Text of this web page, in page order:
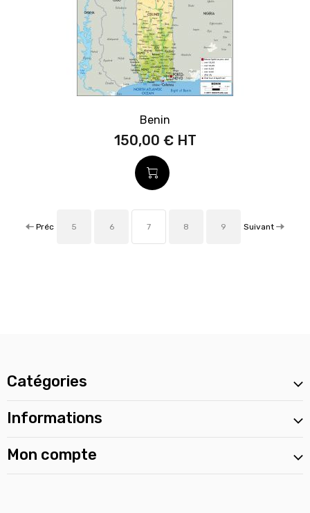
Benin
150,00 €
Préc 5 6 7 8 9 Suivant
Catégories
Informations
Mon compte